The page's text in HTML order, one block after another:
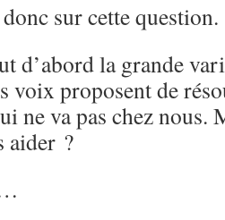
sur cette question.
d’abord la grande
voix proposent de
ne va pas chez nous.
aider ?